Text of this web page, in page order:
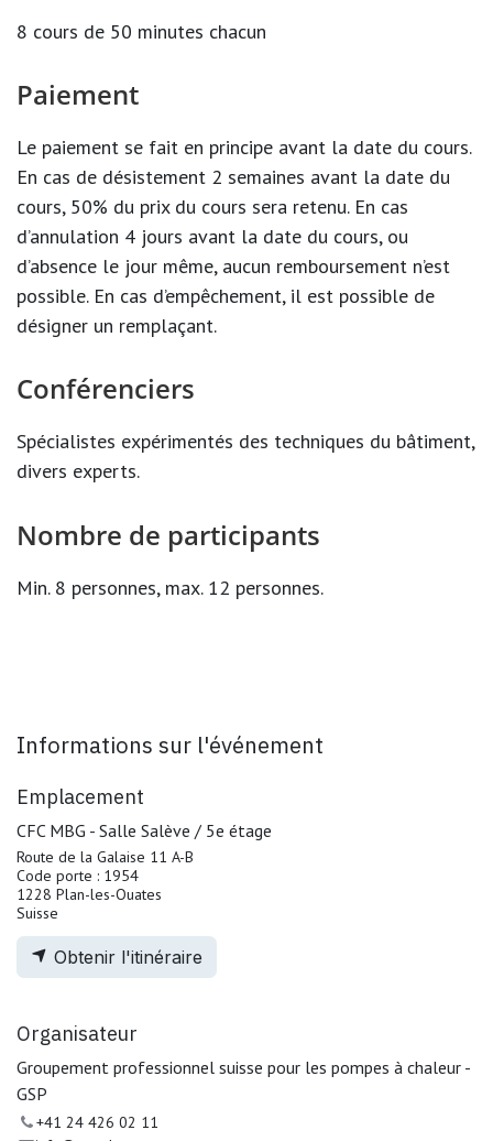
8 cours de 50 minutes chacun
Paiement
Le paiement se fait en principe avant la date du cours.
En cas de désistement 2 semaines avant la date du
cours, 50% du prix du cours sera retenu. En cas
d’annulation 4 jours avant la date du cours, ou
d’absence le jour même, aucun remboursement n’est
possible. En cas d’empêchement, il est possible de
désigner un remplaçant.
Conférenciers
Spécialistes expérimentés des techniques du bâtiment,
divers experts.
Nombre de participants
Min. 8 personnes, max. 12 personnes.
Informations sur l'événement
Emplacement
CFC MBG - Salle Salève / 5e étage
Route de la Galaise 11 A-B
Code porte : 1954
1228 Plan-les-Ouates
Suisse
Obtenir l'itinéraire
Organisateur
Groupement professionnel suisse pour les pompes à chaleur -
GSP
+41 24 426 02 11